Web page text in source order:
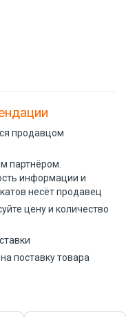
продавцом
партнёром.
информации и
несёт продавец
цену и количество
поставку товара